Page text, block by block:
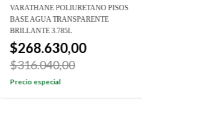
VARATHANE POLIURETANO PISOS
BASE AGUA TRANSPARENTE
BRILLANTE 3.785L
$268.630,00
$316.040,00
Precio especial